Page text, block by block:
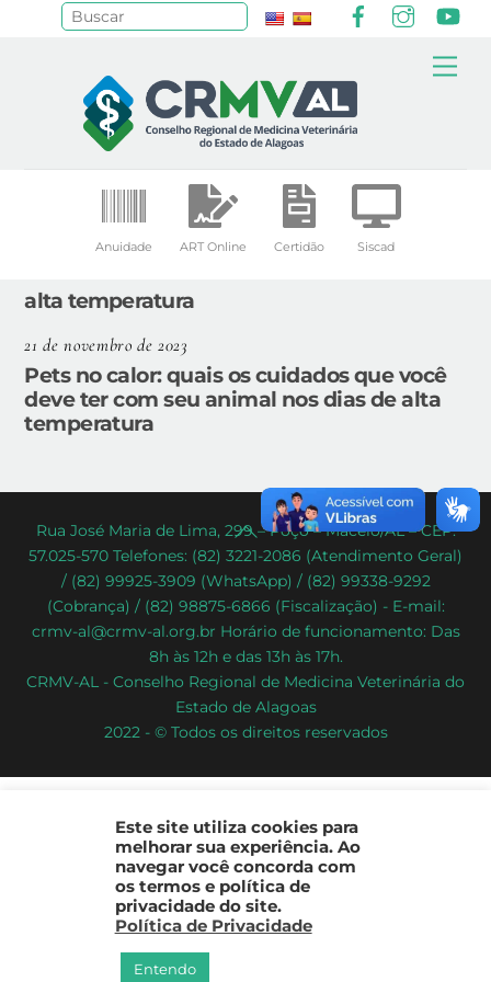
Anuidade ART Online Certidão Siscad
alta temperatura
21 de novembro de 2023
Pets no calor: quais os cuidados que você
deve ter com seu animal nos dias de alta
temperatura
Back
To
Top
Rua José Maria de Lima, 299 – Poço – Maceió/AL – CEP:
57.025-570 Telefones: (82) 3221-2086 (Atendimento Geral)
/ (82) 99925-3909 (WhatsApp) / (82) 99338-9292
(Cobrança) / (82) 98875-6866 (Fiscalização) - E-mail:
crmv-al@crmv-al.org.br Horário de funcionamento: Das
8h às 12h e das 13h às 17h.
CRMV-AL - Conselho Regional de Medicina Veterinária do
Estado de Alagoas
2022 - © Todos os direitos reservados
Este site utiliza cookies para
melhorar sua experiência. Ao
navegar você concorda com
os termos e política de
privacidade do site.
Política de Privacidade
Entendo